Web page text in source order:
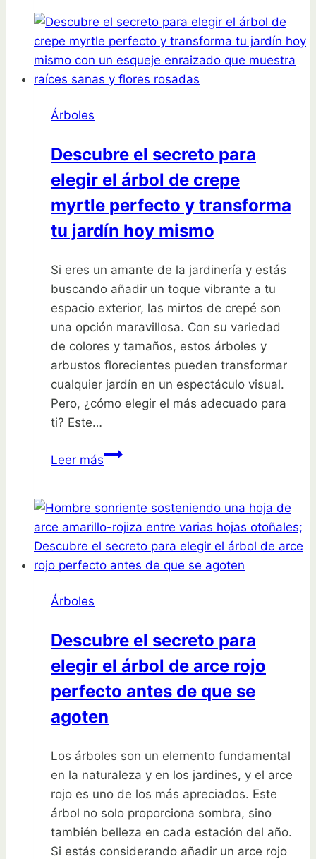
trasplantar
árboles
en
otoño
jardín
para
siempre
Árboles
Descubre el secreto para
elegir el árbol de crepe
myrtle perfecto y transforma
tu jardín hoy mismo
Si eres un amante de la jardinería y estás
buscando añadir un toque vibrante a tu
espacio exterior, las mirtos de crepé son
una opción maravillosa. Con su variedad
de colores y tamaños, estos árboles y
arbustos florecientes pueden transformar
cualquier jardín en un espectáculo visual.
Pero, ¿cómo elegir el más adecuado para
ti? Este…
Leer másDescubre
para
elegir
el
árbol
perfecto
y
tu
jardín
mismo
Árboles
Descubre el secreto para
elegir el árbol de arce rojo
perfecto antes de que se
agoten
Los árboles son un elemento fundamental
en la naturaleza y en los jardines, y el arce
rojo es uno de los más apreciados. Este
árbol no solo proporciona sombra, sino
también belleza en cada estación del año.
Si estás considerando añadir un arce rojo